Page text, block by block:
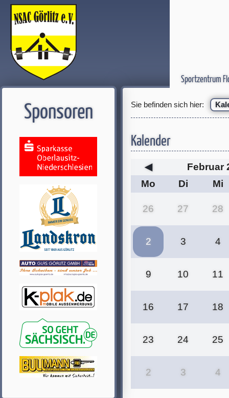
Sportzentrum
Sie befinden sich hier:
Kalender
◀
Februar
Mo
Di Mi
26 27 28
2 3 4
9 10 11
16 17 18
23 24 25
2 3 4
Sponsoren